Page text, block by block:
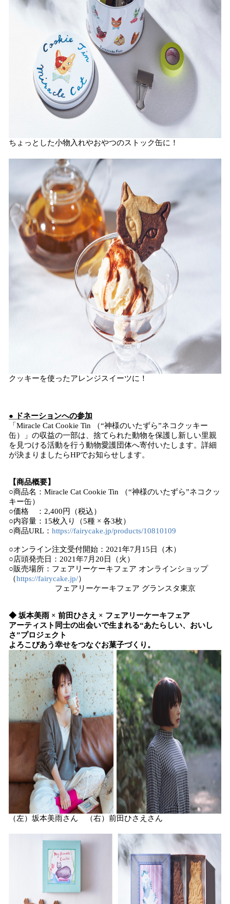
ちょっとした小物入れやおやつのストック缶に！
クッキーを使ったアレンジスイーツに！
● ドネーションへの参加
「Miracle Cat Cookie Tin （“神様のいたずら”ネコクッキー
缶）」の収益の一部は、捨てられた動物を保護し新しい里親
を見つける活動を行う動物愛護団体へ寄付いたします。詳細
が決まりましたらHPでお知らせします。
【商品概要】
○商品名：Miracle Cat Cookie Tin （“神様のいたずら”ネコクッ
キー缶）
○価格 ：2,400円（税込）
○内容量：15枚入り（5種 × 各3枚）
○商品URL： https://fairycake.jp/products/10810109
○オンライン注文受付開始：2021年7月15日（木）
○店頭発売日：2021年7月20日（火）
○販売場所：フェアリーケーキフェア オンラインショップ
（https://fairycake.jp/）
フェアリーケーキフェア グランスタ東京
◆ 坂本美雨 × 前田ひさえ × フェアリーケーキフェア
アーティスト同士の出会いで生まれる“あたらしい、おいし
さ”プロジェクト
よろこびあう幸せをつなぐお菓子づくり。
（左）坂本美雨さん （右）前田ひさえさん